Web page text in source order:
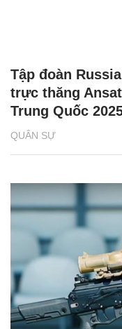
QUÂN SỰ
Tập đoàn
trực thăng
Trung Quốc